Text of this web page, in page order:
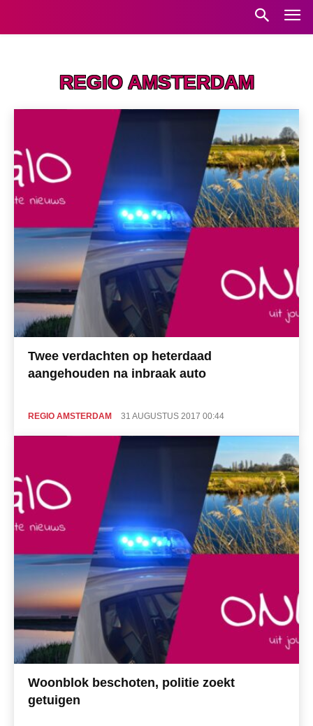
REGIO AMSTERDAM
Twee verdachten op heterdaad
aangehouden na inbraak auto
REGIO AMSTERDAM 31 AUGUSTUS 2017 00:44
Woonblok beschoten, politie zoekt
getuigen